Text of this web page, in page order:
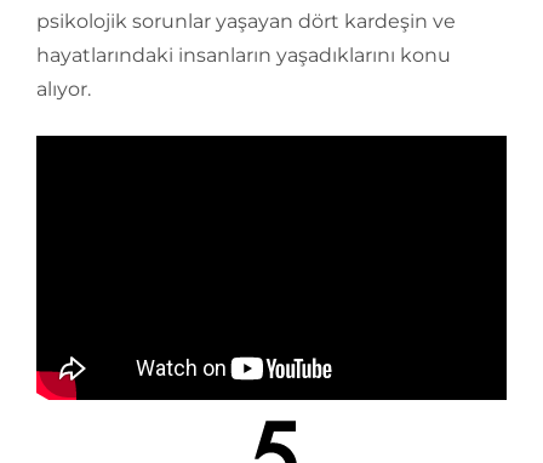
psikolojik sorunlar yaşayan dört kardeşin ve
hayatlarındaki insanların yaşadıklarını konu
alıyor.